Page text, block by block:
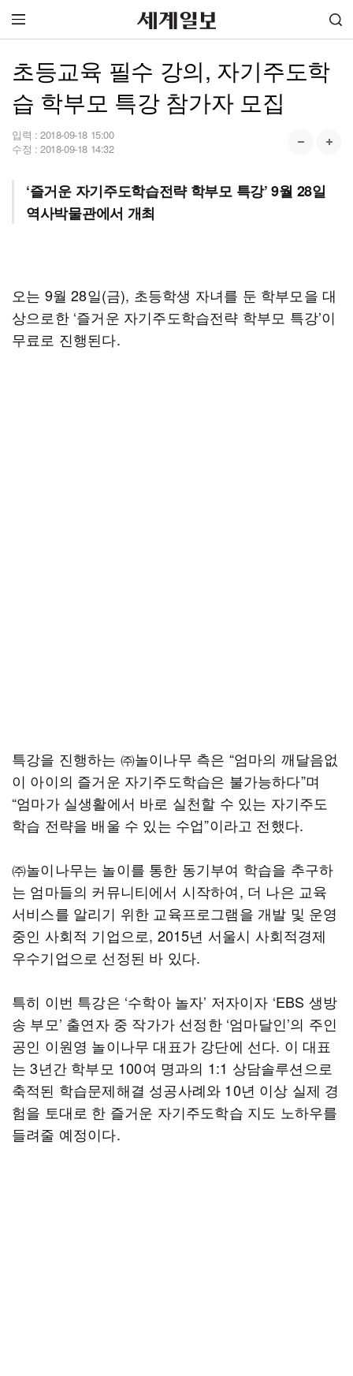
초등교육 필수 강의, 자기주도학
습 학부모 특강 참가자 모집
입력 : 2018-09-18 15:00
수정 : 2018-09-18 14:32
‘즐거운 자기주도학습전략 학부모 특강’ 9월 28일
역사박물관에서 개최
오는 9월 28일(금), 초등학생 자녀를 둔 학부모을 대
상으로한 ‘즐거운 자기주도학습전략 학부모 특강’이
무료로 진행된다.
특강을 진행하는 ㈜놀이나무 측은 “엄마의 깨달음없
이 아이의 즐거운 자기주도학습은 불가능하다”며
“엄마가 실생활에서 바로 실천할 수 있는 자기주도
학습 전략을 배울 수 있는 수업”이라고 전했다.
㈜놀이나무는 놀이를 통한 동기부여 학습을 추구하
는 엄마들의 커뮤니티에서 시작하여, 더 나은 교육
서비스를 알리기 위한 교육프로그램을 개발 및 운영
중인 사회적 기업으로, 2015년 서울시 사회적경제
우수기업으로 선정된 바 있다.
특히 이번 특강은 ‘수학아 놀자’ 저자이자 ‘EBS 생방
송 부모’ 출연자 중 작가가 선정한 ‘엄마달인’의 주인
공인 이원영 놀이나무 대표가 강단에 선다. 이 대표
는 3년간 학부모 100여 명과의 1:1 상담솔루션으로
축적된 학습문제해결 성공사례와 10년 이상 실제 경
험을 토대로 한 즐거운 자기주도학습 지도 노하우를
들려줄 예정이다.